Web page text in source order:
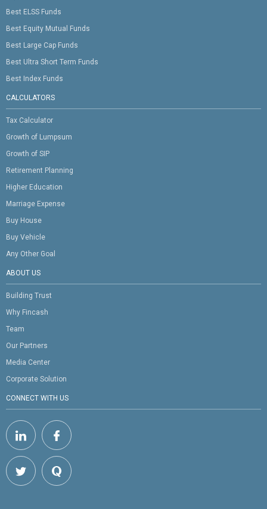
Best ELSS Funds
Best Equity Mutual Funds
Best Large Cap Funds
Best Ultra Short Term Funds
Best Index Funds
CALCULATORS
Tax Calculator
Growth of Lumpsum
Growth of SIP
Retirement Planning
Higher Education
Marriage Expense
Buy House
Buy Vehicle
Any Other Goal
ABOUT US
Building Trust
Why Fincash
Team
Our Partners
Media Center
Corporate Solution
CONNECT WITH US